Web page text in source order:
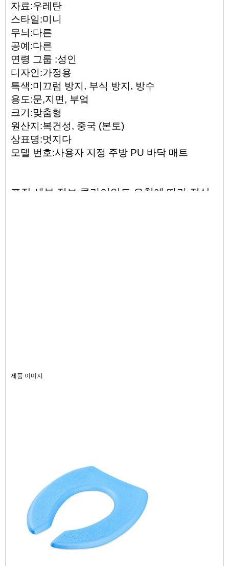
자료:우레탄
스타일:미니
무늬:다른
공예:다른
연령 그룹 :성인
디자인:가정용
특색:미끄럼 방지, 부식 방지, 방수
용도:문,지면, 부엌
크기:맞춤형
원산지:복건성, 중국 (본토)
상표명:멋지다
모델 번호:사용자 지정 주방 PU 바닥 매트
포장 세부 정보 클라이언트 요청에 따라 정상
리드 타임 40 일
제품 이미지